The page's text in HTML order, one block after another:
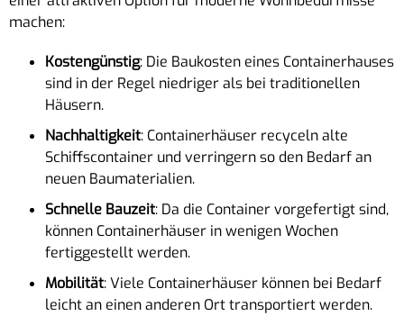
machen:
Kostengünstig: Die Baukosten eines Containerhauses
sind in der Regel niedriger als bei traditionellen
Häusern.
Nachhaltigkeit: Containerhäuser recyceln alte
Schiffscontainer und verringern so den Bedarf an
neuen Baumaterialien.
Schnelle Bauzeit: Da die Container vorgefertigt sind,
können Containerhäuser in wenigen Wochen
fertiggestellt werden.
Mobilität: Viele Containerhäuser können bei Bedarf
leicht an einen anderen Ort transportiert werden.